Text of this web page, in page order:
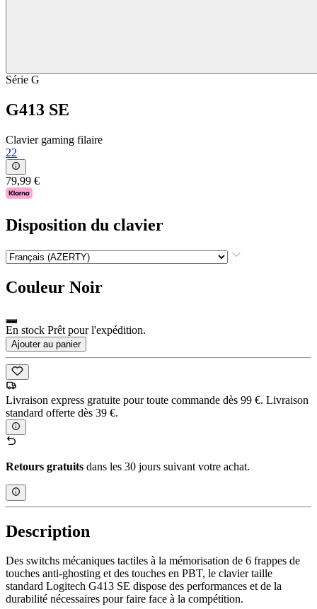
Série G
G413 SE
Clavier gaming filaire
22
79,99 €
Disposition du clavier
Couleur Noir
En stock Prêt pour l'expédition.
Ajouter au panier
Livraison express gratuite pour toute commande dès 99 €. Livraison
standard offerte dès 39 €.
Retours gratuits dans les 30 jours suivant votre achat.
Description
Des switchs mécaniques tactiles à la mémorisation de 6 frappes de
touches anti-ghosting et des touches en PBT, le clavier taille
standard Logitech G413 SE dispose des performances et de la
durabilité nécessaires pour faire face à la compétition.